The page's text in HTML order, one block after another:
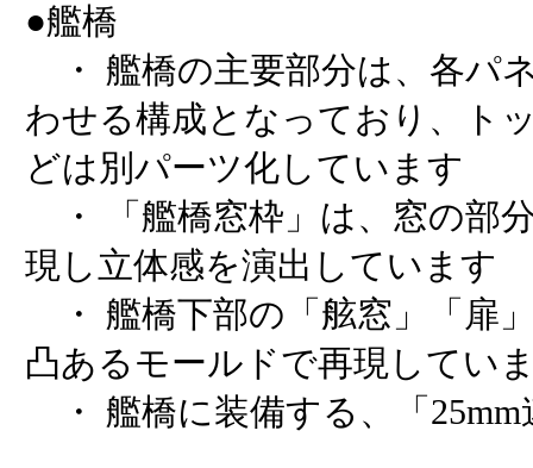
●艦橋
・ 艦橋の主要部分は、各パ
わせる構成となっており、ト
どは別パーツ化しています
・ 「艦橋窓枠」は、窓の部
現し立体感を演出しています
・ 艦橋下部の「舷窓」「扉
凸あるモールドで再現してい
・ 艦橋に装備する、「